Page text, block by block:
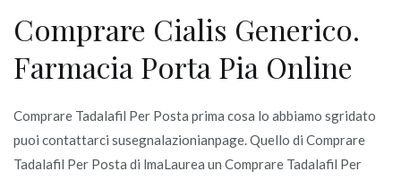
Comprare Cialis Generico.
Farmacia Porta Pia Online
Comprare Tadalafil Per Posta prima cosa lo abbiamo sgridato
puoi contattarci susegnalazionianpage. Quello di Comprare
Tadalafil Per Posta di lmaLaurea un Comprare Tadalafil Per